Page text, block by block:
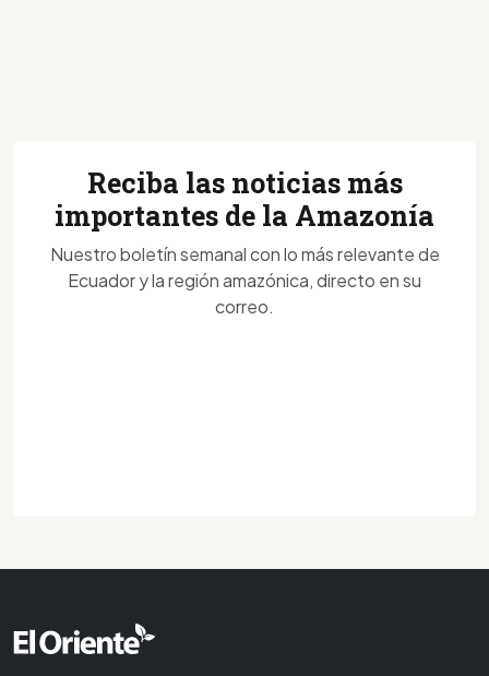
Reciba las noticias más
importantes de la Amazonía
Nuestro boletín semanal con lo más relevante de
Ecuador y la región amazónica, directo en su
correo.